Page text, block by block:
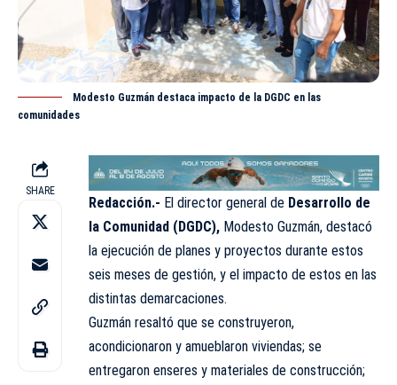
Modesto Guzmán destaca impacto de la DGDC en las
comunidades
SHARE
Redacción.- El director general de Desarrollo de
la Comunidad (DGDC), Modesto Guzmán, destacó
la ejecución de planes y proyectos durante estos
seis meses de gestión, y el impacto de estos en las
distintas demarcaciones.
Guzmán resaltó que se construyeron,
acondicionaron y amueblaron viviendas; se
entregaron enseres y materiales de construcción;